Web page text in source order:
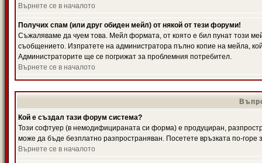
Върнете се в началото
Получих спам (или друг обиден мейл) от някой от тези форуми!
Съжаляваме да чуем това. Мейл формата, от която е бил пунат този
съобщението. Изпратете на администратора пълно копие на мейла,
Администраторите ще се погрижат за проблемния потребител.
Върнете се в началото
Кой е създал тази форум система?
Този софтуер (в немодифицираната си форма) е продуциран,
може да бъде безплатно разпространяван. Посетете връзката по-горе
Върнете се в началото